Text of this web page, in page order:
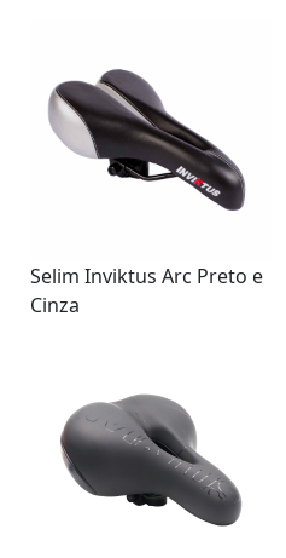
Selim Inviktus Arc Preto e
Cinza